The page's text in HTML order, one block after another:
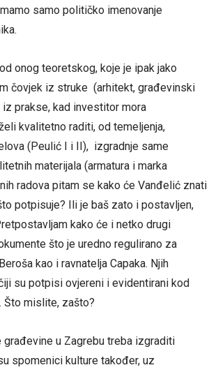
samo političko imenovanje
onog teoretskog, koje je ipak jako
čovjek iz struke (arhitekt, građevinski
iz prakse, kad investitor mora
kvalitetno raditi, od temeljenja,
(Peulić I i II), izgradnje same
materijala (armatura i marka
radova pitam se kako će Vanđelić znati
potpisuje? Ili je baš zato i postavljen,
kako će i netko drugi
što je uredno regulirano za
kao i ravnatelja Capaka. Njih
su potpisi ovjereni i evidentirani kod
Što mislite, zašto?
građevine u Zagrebu treba izgraditi
spomenici kulture također, uz